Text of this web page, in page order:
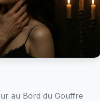
au Bord du Gouffre